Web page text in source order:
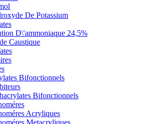
De Potassium
D\'ammoniaque 24,5%
Caustique
Bifonctionnels
Bifonctionnels
Acryliques
Metacryliques